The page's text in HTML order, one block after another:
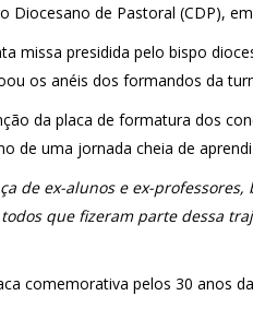
de Pastoral (CDP), em
missa presidida pelo bispo
os anéis dos formandos da
da placa de formatura dos
de uma jornada cheia de
de ex-alunos e ex-
que fizeram parte dessa
comemorativa pelos 30 anos